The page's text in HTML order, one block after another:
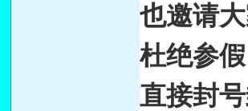
也邀请
杜绝参
直接封号